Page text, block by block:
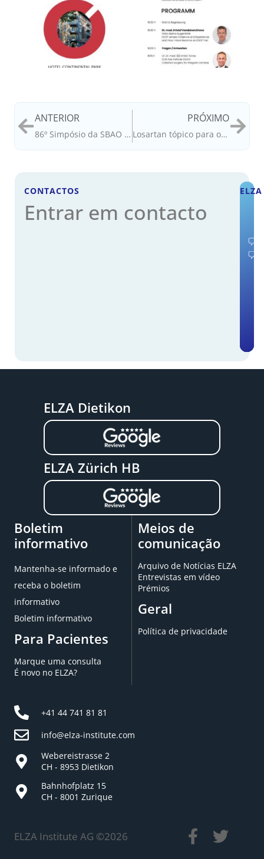
ANTERIOR
86º Simpósio da SBAO em Berna: Paridaens apresenta
PRÓXIMO
Losartan tópico para opacidades da córnea
CONTACTOS
Entrar em contacto
ELZA Dietikon
ELZA Zürich HB
Boletim
informativo
Mantenha-se informado e
receba o boletim
informativo
Boletim informativo
Para Pacientes
Marque uma consulta
É novo no ELZA?
Meios de
comunicação
Arquivo de Notícias ELZA
Entrevistas em vídeo
Prémios
Geral
Política de privacidade
+41 44 741 81 81
info@elza-institute.com
Webereistrasse 2
CH - 8953 Dietikon
Bahnhofplatz 15
CH - 8001 Zurique
ELZA Institute AG ©2026